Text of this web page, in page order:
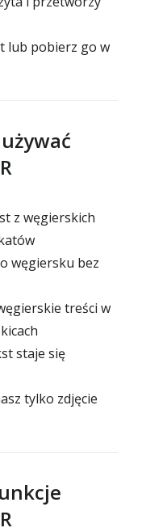
lub pobierz go w
z węgierskich
węgiersku bez
treści w
staje się
tylko zdjęcie